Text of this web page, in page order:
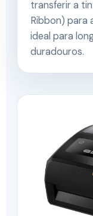
transferir a
Ribbon) para
ideal para
duradouros.